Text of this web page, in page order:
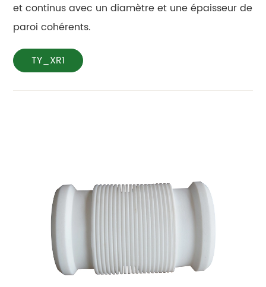
et continus avec un diamètre et une épaisseur de
paroi cohérents.
TY_XR1